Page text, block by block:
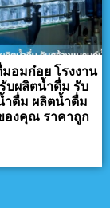
อมก๋อย โรงงาน
บผลิตน้ำดื่ม รับ
ำดื่ม ผลิตน้ำดื่ม
องคุณ ราคาถูก